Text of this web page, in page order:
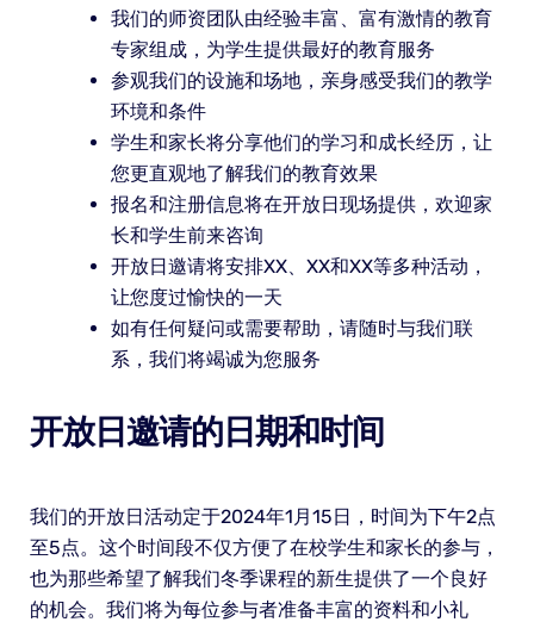
我们的师资团队由经验丰富、富有激情的教育
专家组成，为学生提供最好的教育服务
参观我们的设施和场地，亲身感受我们的教学
环境和条件
学生和家长将分享他们的学习和成长经历，让
您更直观地了解我们的教育效果
报名和注册信息将在开放日现场提供，欢迎家
长和学生前来咨询
开放日邀请将安排XX、XX和XX等多种活动，
让您度过愉快的一天
如有任何疑问或需要帮助，请随时与我们联
系，我们将竭诚为您服务
开放日邀请的日期和时间
我们的开放日活动定于2024年1月15日，时间为下午2点
至5点。这个时间段不仅方便了在校学生和家长的参与，
也为那些希望了解我们冬季课程的新生提供了一个良好
的机会。我们将为每位参与者准备丰富的资料和小礼